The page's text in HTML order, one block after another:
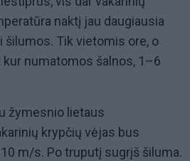
naktį jau daugiausia
šilumos. Tik vietomis ore, o
numatomos šalnos, 1–6
žymesnio lietaus
krypčių vėjas bus
m/s. Po truputį sugrįš šiluma.